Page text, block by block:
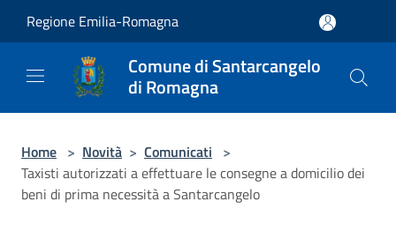
Regione Emilia-Romagna
Comune di Santarcangelo
di Romagna
Home > Novità > Comunicati >
Taxisti autorizzati a effettuare le consegne a domicilio dei
beni di prima necessità a Santarcangelo